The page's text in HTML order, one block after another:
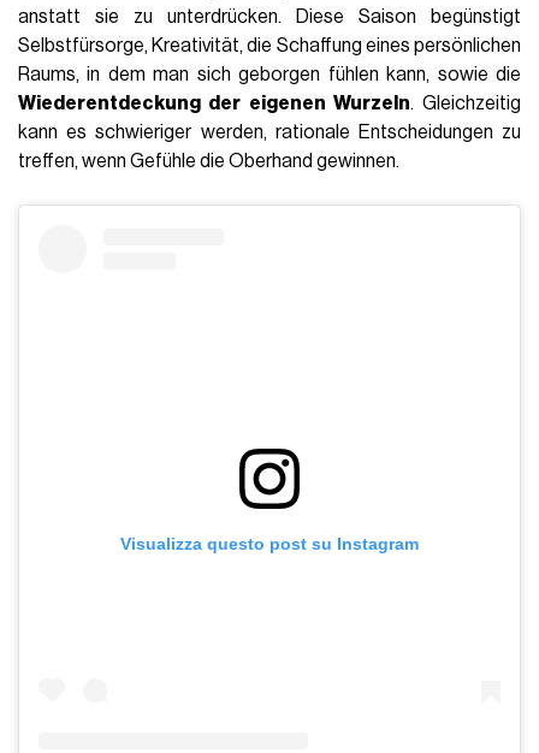
anstatt sie zu unterdrücken. Diese Saison begünstigt
Selbstfürsorge, Kreativität, die Schaffung eines persönlichen
Raums, in dem man sich geborgen fühlen kann, sowie die
Wiederentdeckung der eigenen Wurzeln. Gleichzeitig
kann es schwieriger werden, rationale Entscheidungen zu
treffen, wenn Gefühle die Oberhand gewinnen.
Visualizza questo post su Instagram